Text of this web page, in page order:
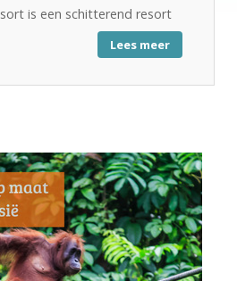
is een schitterend resort
Lees meer